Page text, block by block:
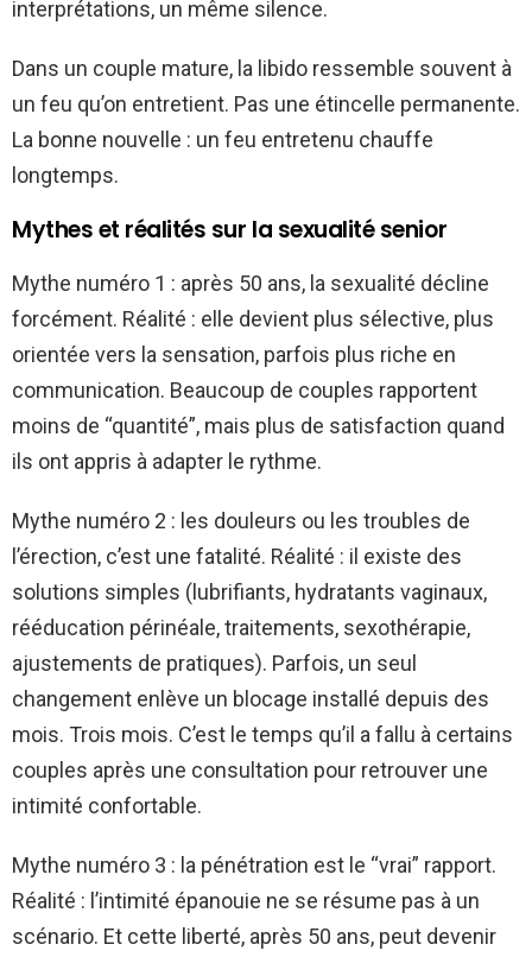
interprétations, un même silence.
Dans un couple mature, la libido ressemble souvent à
un feu qu’on entretient. Pas une étincelle permanente.
La bonne nouvelle : un feu entretenu chauffe
longtemps.
Mythes et réalités sur la sexualité senior
Mythe numéro 1 : après 50 ans, la sexualité décline
forcément. Réalité : elle devient plus sélective, plus
orientée vers la sensation, parfois plus riche en
communication. Beaucoup de couples rapportent
moins de “quantité”, mais plus de satisfaction quand
ils ont appris à adapter le rythme.
Mythe numéro 2 : les douleurs ou les troubles de
l’érection, c’est une fatalité. Réalité : il existe des
solutions simples (lubrifiants, hydratants vaginaux,
rééducation périnéale, traitements, sexothérapie,
ajustements de pratiques). Parfois, un seul
changement enlève un blocage installé depuis des
mois. Trois mois. C’est le temps qu’il a fallu à certains
couples après une consultation pour retrouver une
intimité confortable.
Mythe numéro 3 : la pénétration est le “vrai” rapport.
Réalité : l’intimité épanouie ne se résume pas à un
scénario. Et cette liberté, après 50 ans, peut devenir